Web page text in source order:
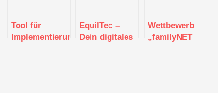
Tool für
Implementierung
EquilTec –
Dein digitales
Wettbewerb
„familyNET